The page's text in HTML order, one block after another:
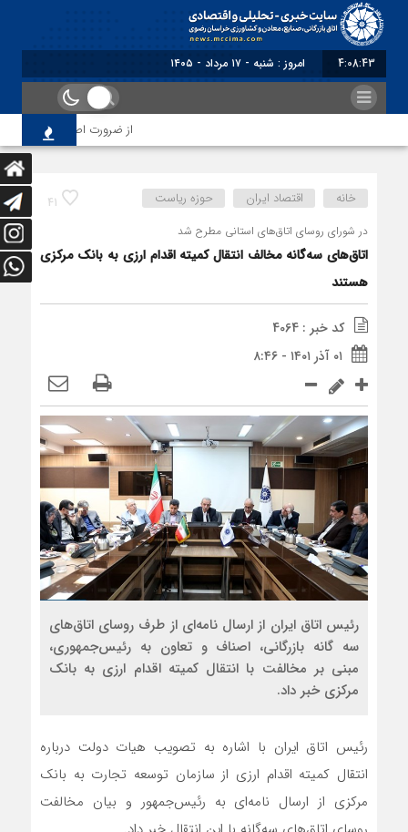
4:08:44 برابر با : Saturd
از ضرورت اصلاح رویه‌های
41 خانه اقتصاد ایران حوزه ریاست
در شورای روسای اتاق‌های استانی مطرح شد
اتاق‌های سه‌گانه مخالف انتقال کمیته اقدام ارزی به بانک مرکزی
هستند
کد خبر : 4064
۰۱ آذر ۱۴۰۱ - ۸:۴۶
رئیس اتاق ایران از ارسال نامه‌ای از طرف روسای اتاق‌های
سه گانه بازرگانی، اصناف و تعاون به رئیس‌جمهوری،
مبنی بر مخالفت با انتقال کمیته اقدام ارزی به بانک
مرکزی خبر داد.
رئیس اتاق ایران با اشاره به تصویب هیات دولت درباره
انتقال کمیته اقدام ارزی از سازمان توسعه تجارت به بانک
مرکزی از ارسال نامه‌ای به رئیس‌جمهور و بیان مخالفت